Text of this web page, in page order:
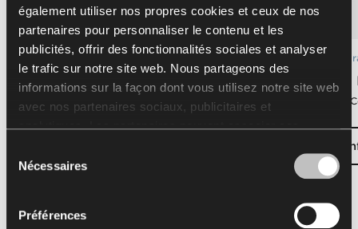
également utiliser nos propres cookies et ceux de nos
partenaires pour personnaliser le contenu et les
publicités, offrir des fonctionnalités sociales et analyser
le trafic sur notre site web. Nous partageons des
informations sur la façon dont vous utilisez notre site web
avec nos partenaires sociaux, publicitaires et
analytiques. Les partenaires peuvent associer ces
obtenues lors de l'utilisation de leurs services.
concernant le marketing et les préférences de l’utilisateur
nécessite votre autorisation que vous pouvez donner en
Nécessaires
Préférences
Configuration
Creva Landscape LINEAR